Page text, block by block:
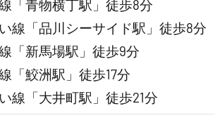
「青物横丁駅」徒歩8分
線「品川シーサイド駅」徒歩8分
「新馬場駅」徒歩9分
「鮫洲駅」徒歩17分
線「大井町駅」徒歩21分